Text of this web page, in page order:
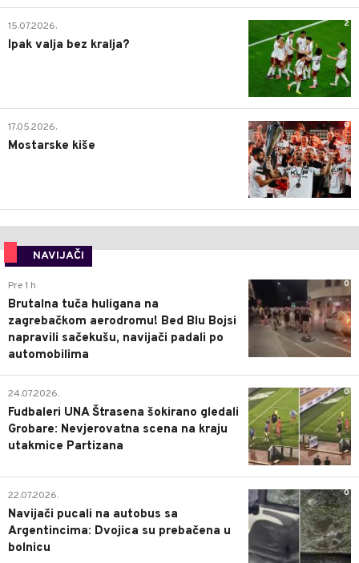
2
15.07.2026.
Ipak valja bez kralja?
0
17.05.2026.
Mostarske kiše
NAVIJAČI
0
Pre 1 h
Brutalna tuča huligana na
zagrebačkom aerodromu! Bed Blu Bojsi
napravili sačekušu, navijači padali po
automobilima
0
24.07.2026.
Fudbaleri UNA Štrasena šokirano gledali
Grobare: Nevjerovatna scena na kraju
utakmice Partizana
0
22.07.2026.
Navijači pucali na autobus sa
Argentincima: Dvojica su prebačena u
bolnicu